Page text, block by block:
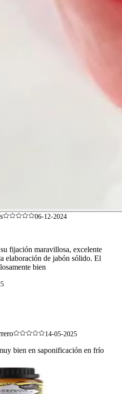
06-12-2024
fijación maravillosa, excelente
elaboración de jabón sólido. El
bien
14-05-2025
bien en saponificación en frío